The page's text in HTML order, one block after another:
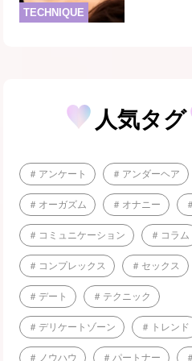
TECHNIQUE
人気タグ
アンケート アンダーヘア
オーガズム オナニー
コミュニケーション コラム
コンプレックス セックス
デート テクニック
デリケートゾーン トレンド
ノウハウ パートナー